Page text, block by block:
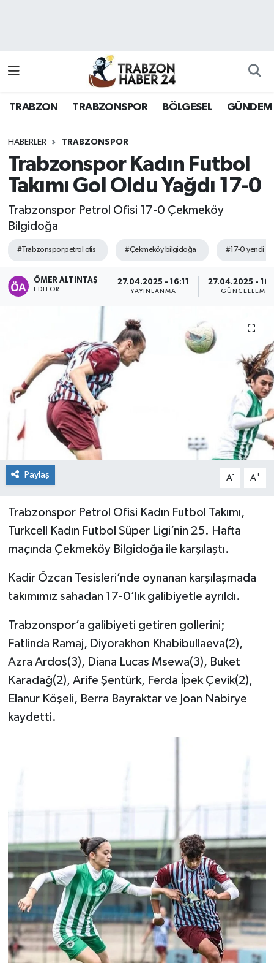
TRABZON TRABZONSPOR BÖLGESEL GÜNDEM
HABERLER TRABZONSPOR
Trabzonspor Kadın Futbol
Takımı Gol Oldu Yağdı 17-0
Trabzonspor Petrol Ofisi 17-0 Çekmeköy
Bilgidoğa
#Trabzonspor petrol ofis #Çekmeköy bilgidoğa #17-0 yendi
ÖMER ALTINTAŞ
EDITÖR
27.04.2025 - 16:11
YAYINLANMA
27.04.2025 -
GÜNCELLEME
Paylaş A- A+
Trabzonspor Petrol Ofisi Kadın Futbol Takımı,
Turkcell Kadın Futbol Süper Ligi’nin 25. Hafta
maçında Çekmeköy Bilgidoğa ile karşılaştı.
Kadir Özcan Tesisleri’nde oynanan karşılaşmada
takımımız sahadan 17-0’lık galibiyetle ayrıldı.
Trabzonspor’a galibiyeti getiren gollerini;
Fatlinda Ramaj, Diyorakhon Khabibullaeva(2),
Azra Ardos(3), Diana Lucas Msewa(3), Buket
Karadağ(2), Arife Şentürk, Ferda İpek Çevik(2),
Elanur Köşeli, Berra Bayraktar ve Joan Nabirye
kaydetti.
Hava Durumu
Namaz Vakitleri
Trafik Durumu
Süper Lig Puan Durumu ve Fikstür
Son Dakika Haberleri